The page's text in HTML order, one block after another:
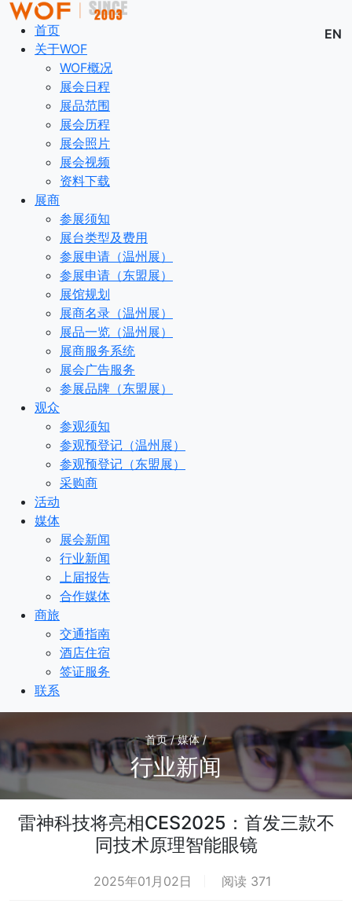
EN
首页
关于WOF
WOF概况
展会日程
展品范围
展会历程
展会照片
展会视频
资料下载
展商
参展须知
展台类型及费用
参展申请（温州展）
参展申请（东盟展）
展馆规划
展商名录（温州展）
展品一览（温州展）
展商服务系统
展会广告服务
参展品牌（东盟展）
观众
参观须知
参观预登记（温州展）
参观预登记（东盟展）
采购商
活动
媒体
展会新闻
行业新闻
上届报告
合作媒体
商旅
交通指南
酒店住宿
签证服务
联系
首页 / 媒体 /
行业新闻
雷神科技将亮相CES2025：首发三款不
同技术原理智能眼镜
2025年01月02日 阅读 371